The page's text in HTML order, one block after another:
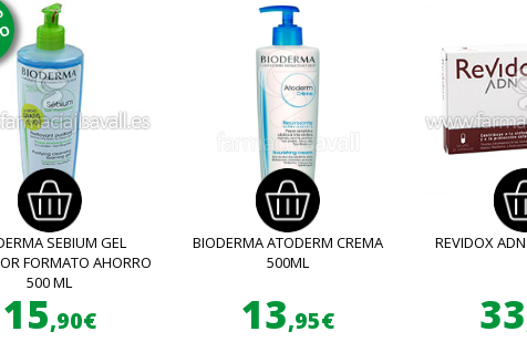
SEBIUM GEL
FORMATO AHORRO
500 ML
15,90€
BIODERMA ATODERM CREMA
500ML
13,95€
REVIDOX
33